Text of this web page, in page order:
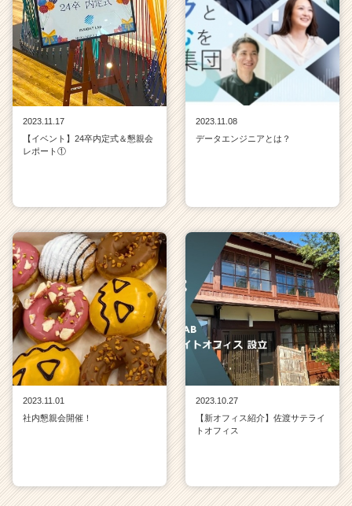
2023.11.17
【イベント】24卒内定式＆懇親会
レポート①
2023.11.08
データエンジニアとは？
2023.11.01
社内懇親会開催！
2023.10.27
【新オフィス紹介】佐渡サテライ
トオフィス